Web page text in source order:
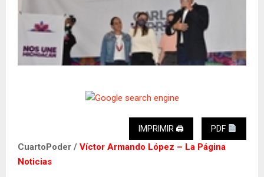
IMPRIMIR 🖨 PDF
CuartoPoder / Víctor Armando López – La Página
Noticias